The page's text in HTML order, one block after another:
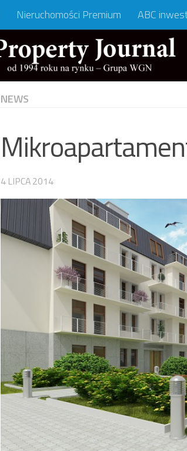
Nieruchomości Premium ABC
NEWS
4 LIPCA 2014